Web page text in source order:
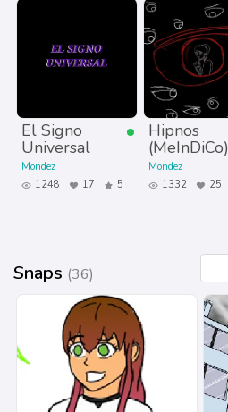
El Signo
Universal
Mondez
1248
17 5
Hipnos
(MeInDiCo)
Mondez
1332
25
Snaps (36)